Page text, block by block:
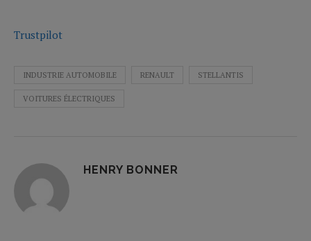
Trustpilot
INDUSTRIE AUTOMOBILE RENAULT STELLANTIS
VOITURES ÉLECTRIQUES
HENRY BONNER